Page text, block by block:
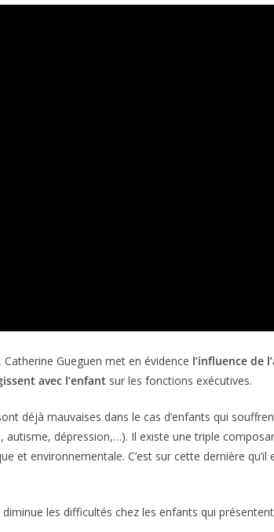
Catherine Gueguen met en évidence l’influence de
avec l’enfant sur les fonctions exécutives.
déjà mauvaises dans le cas d’enfants qui
autisme, dépression,…). Il existe une triple
et environnementale. C’est sur cette dernière qu’il
les difficultés chez les enfants qui